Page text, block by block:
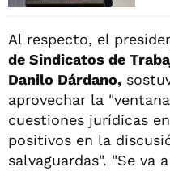
Al respecto, el
de Sindicatos de
Danilo Dárdano,
aprovechar la
cuestiones jurídicas
positivos en la
salvaguardas". "Se va